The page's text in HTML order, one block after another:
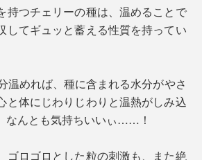
持つチェリーの種は、温めることで
してギュッと蓄える性質を持ってい
温めれば、種に含まれる水分がやさ
と体にじわりじわりと温熱がしみ込
なんとも気持ちいいぃ……！
ゴロゴロとした粒の刺激も、また絶